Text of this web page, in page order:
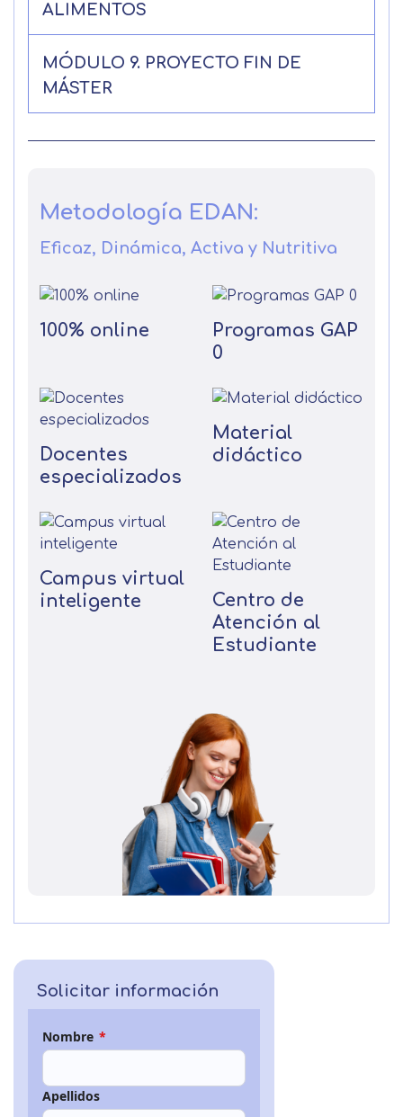
ALIMENTOS
MÓDULO 9. PROYECTO FIN DE
MÁSTER
Metodología EDAN:
Eficaz, Dinámica, Activa y Nutritiva
100% online
Programas GAP
0
Docentes
especializados
Material
didáctico
Campus virtual
inteligente
Centro de
Atención al
Estudiante
Solicitar información
Nombre *
Apellidos